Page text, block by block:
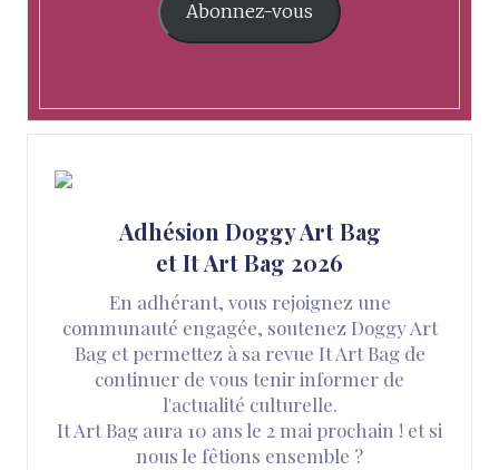
Abonnez-vous
Adhésion Doggy Art Bag
et It Art Bag 2026
En adhérant, vous rejoignez une
communauté engagée, soutenez Doggy Art
Bag et permettez à sa revue It Art Bag de
continuer de vous tenir informer de
l'actualité culturelle.
It Art Bag aura 10 ans le 2 mai prochain ! et si
nous le fêtions ensemble ?